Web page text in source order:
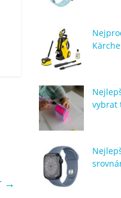
→
vybrat